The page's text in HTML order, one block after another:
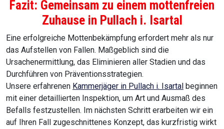
Fazit: Gemeinsam zu einem mottenfreien
Zuhause in Pullach i. Isartal
Eine erfolgreiche Mottenbekämpfung erfordert mehr als nur
das Aufstellen von Fallen. Maßgeblich sind die
Ursachenermittlung, das Eliminieren aller Stadien und das
Durchführen von Präventionsstrategien.
Unsere erfahrenen Kammerjäger in Pullach i. Isartal beginnen
mit einer detaillierten Inspektion, um Art und Ausmaß des
Befalls festzustellen. Im nächsten Schritt erarbeiten wir ein
auf Ihren Fall zugeschnittenes Konzept, das kurzfristig wirkt